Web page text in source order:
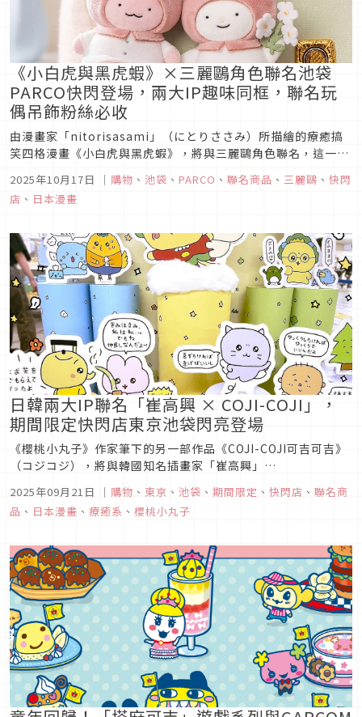
《小白虎與黑虎蝦》×三麗鷗角色聯名池袋
PARCO快閃登場，兩大IP趣味同框，聯名玩
偶吊飾粉絲必收
由漫畫家「nitorisasami」（にとりささみ）所描繪的療癒搞
笑四格漫畫《小白虎與黑虎蝦》，將與三麗鷗角色聯名，這一波
步販售，喜歡《小白虎與黑虎蝦》與三麗鷗角色的粉絲們，千萬
別錯過本次所推出的夢幻聯名！
2025年10月17日 ｜ 購物 、 池袋 、 PARCO 、 聯名商品 、 三麗鷗 、 快閃
店 、 日本漫畫
日韓兩大IP聯名「崔高興 × COJI-COJI」，
期間限定快閃店東京池袋閃亮登場
《櫻桃小丸子》作家筆下的另一部作品《COJI-COJI可吉可吉》
（コジコジ），將與韓國知名插畫家「崔高興」
定快閃店，並且由崔高興作家擔任主視覺設計，讓《COJI-COJI
可吉可吉》當中的登場角色全都變成充滿崔高興作家風格的療癒
2025年09月21日 ｜ 購物 、 東京 、 池袋 、 期間限定 、 快閃店 、 聯名商
品 、 日本漫畫 、 療癒系 、 櫻桃小丸子